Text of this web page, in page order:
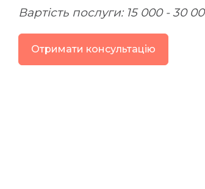
Вартість послуги: 15 000 - 30
Отримати консультацію